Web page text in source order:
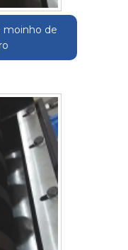
moinho de